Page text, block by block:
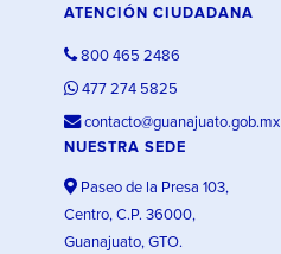
ATENCIÓN CIUDADANA
800 465 2486
477 274 5825
contacto@guanajuato.gob.mx
NUESTRA SEDE
Paseo de la Presa 103,
Centro, C.P. 36000,
Guanajuato, GTO.